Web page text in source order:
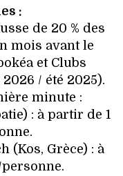
:
de 20 % des
mois avant le
et Clubs
/ été 2025).
minute :
: à partir de 1
(Kos, Grèce) : à